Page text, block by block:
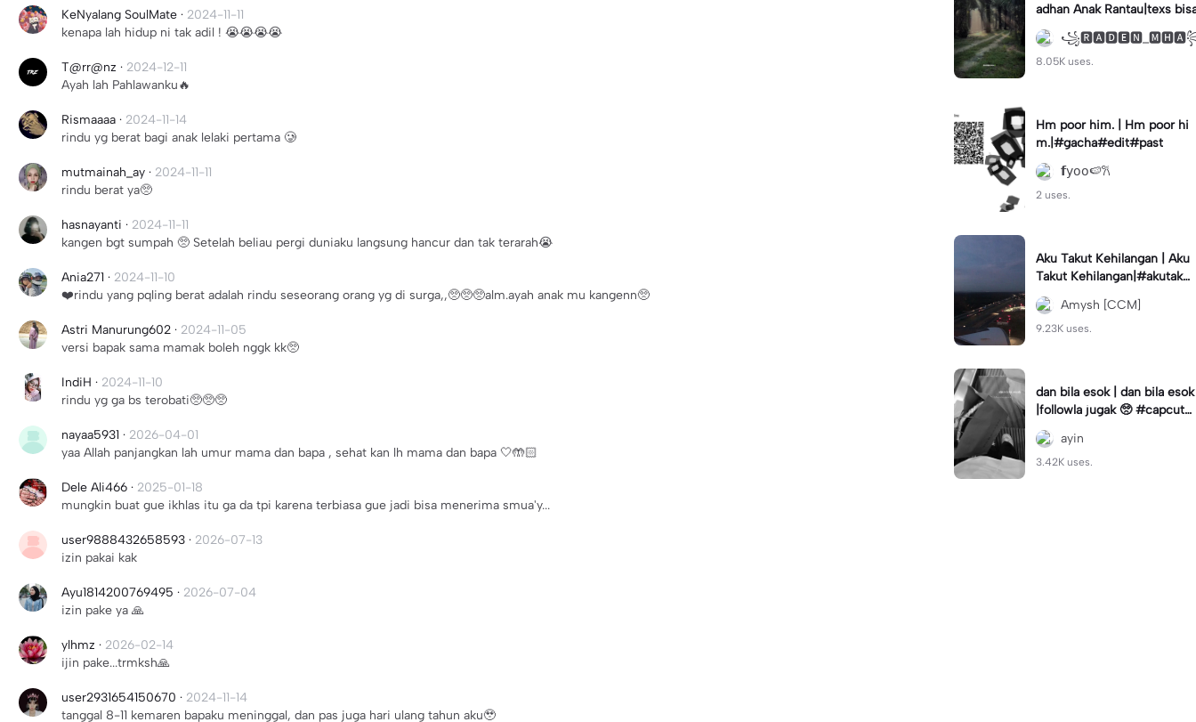
KeNyalang SoulMate · 2024-11-11
kenapa lah hidup ni tak adil ! 😭😭😭😭
T@rr@nz · 2024-12-11
Ayah lah Pahlawanku🔥
Rismaaaa · 2024-11-14
rindu yg berat bagi anak lelaki pertama 🥲
mutmainah_ay · 2024-11-11
rindu berat ya🥺
hasnayanti · 2024-11-11
kangen bgt sumpah 🥺 Setelah beliau pergi duniaku langsung hancur dan tak terarah😭
Ania271 · 2024-11-10
❤️rindu yang pqling berat adalah rindu seseorang orang yg di surga,,🥺🥺🥺alm.ayah anak mu kangenn🥺
Astri Manurung602 · 2024-11-05
versi bapak sama mamak boleh nggk kk🥺
IndiH · 2024-11-10
rindu yg ga bs terobati🥺🥺🥺
nayaa5931 · 2026-04-01
yaa Allah panjangkan lah umur mama dan bapa , sehat kan lh mama dan bapa 🤍🤲🏻
Dele Ali466 · 2025-01-18
mungkin buat gue ikhlas itu ga da tpi karena terbiasa gue jadi bisa menerima smua'y...
user9888432658593 · 2026-07-13
izin pakai kak
Ayu1814200769495 · 2026-07-04
izin pake ya 🙏
ylhmz · 2026-02-14
ijin pake...trmksh🙏
user2931654150670 · 2024-11-14
tanggal 8-11 kemaren bapaku meninggal, dan pas juga hari ulang tahun aku🥹
adhan Anak Rantau|texs
di ganti #storywakeren
#storytime
8.05K uses.
Hm poor him. | Hm poor hi
m.|#gacha#edit#past
𝗳𝗒𝗈𝗈🍉𐙚
2 uses.
Aku Takut Kehilangan | Aku
Takut Kehilangan|#akutakut
kehilangandirimu#akutakut
#liriklagusedih#fypp
Amysh [CCM]
9.23K uses.
dan bila esok | dan bila esok
|followla jugak 🥺 #capcut#
galau#fypp#sadpost
ayin
3.42K uses.